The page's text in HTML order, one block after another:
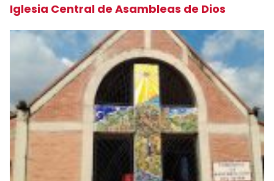
Iglesia Central de Asambleas de Dios